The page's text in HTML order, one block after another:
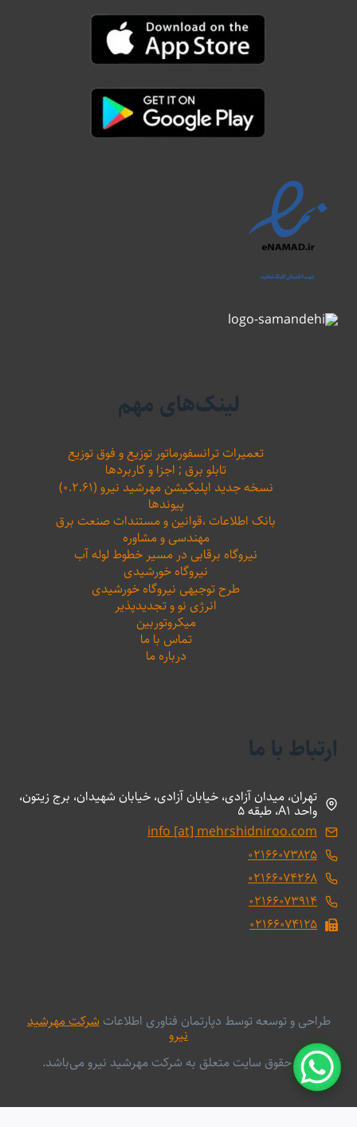
لینک‌های مهم
تعمیرات ترانسفورماتور توزیع و فوق توزیع
تابلو برق ; اجزا و کاربردها
نسخه جدید اپلیکیشن مهرشید نیرو (۰.۲.۶۱)
پیوندها
بانک اطلاعات ،‌قوانین و مستندات صنعت برق
مهندسی و مشاوره
نیروگاه برقابی در مسیر خطوط لوله آب
نیروگاه خورشیدی
طرح توجیهی نیروگاه خورشیدی
انرژی نو و تجدیدپذیر
میکروتوربین
تماس با ما
درباره ما
ارتباط با ما
تهران، میدان آزادی، خیابان آزادی، خیابان شهیدان، برج زیتون،
واحد A1، طبقه 5
info [at] mehrshidniroo.com
۰۲۱۶۶۰۷۳۸۲۵
۰۲۱۶۶۰۷۴۲۶۸
۰۲۱۶۶۰۷۳۹۱۴
۰۲۱۶۶۰۷۴۱۲۵
طراحی و توسعه توسط دپارتمان فناوری اطلاعاتشرکت مهرشید
نیرو
کلیه حقوق سایت متعلق به شرکت مهرشید نیرو می‌باشد.